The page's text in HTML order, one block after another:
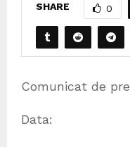
SHARE 0
Comunicat de
Data: